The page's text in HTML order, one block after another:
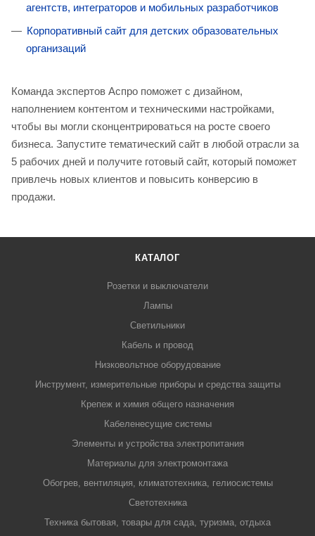
агентств, интеграторов и мобильных разработчиков
Корпоративный сайт для детских образовательных
организаций
Команда экспертов Аспро поможет с дизайном,
наполнением контентом и техническими настройками,
чтобы вы могли сконцентрироваться на росте своего
бизнеса. Запустите тематический сайт в любой отрасли за
5 рабочих дней и получите готовый сайт, который поможет
привлечь новых клиентов и повысить конверсию в
продажи.
КАТАЛОГ
Розетки и выключатели
Лампы
Светильники
Кабель и провод
Низковольтное оборудование
Инструмент, измерительные приборы и средства защиты
Крепеж и химия общего назначения
Кабеленесущие системы
Элементы и устройства электропитания
Материалы для электромонтажа
Обогрев, вентиляция, климатотехника, гелиосистемы
Светотехника
Техника бытовая, товары для сада, туризма, отдыха